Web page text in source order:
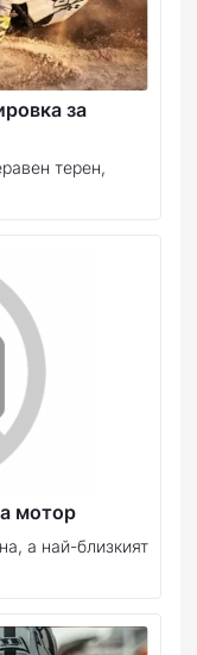
за
терен,
мотор
а най-близкият